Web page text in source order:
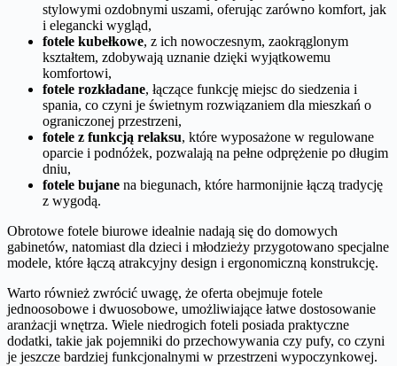
stylowymi ozdobnymi uszami, oferując zarówno komfort, jak
i elegancki wygląd,
fotele kubełkowe, z ich nowoczesnym, zaokrąglonym
kształtem, zdobywają uznanie dzięki wyjątkowemu
komfortowi,
fotele rozkładane, łączące funkcję miejsc do siedzenia i
spania, co czyni je świetnym rozwiązaniem dla mieszkań o
ograniczonej przestrzeni,
fotele z funkcją relaksu, które wyposażone w regulowane
oparcie i podnóżek, pozwalają na pełne odprężenie po długim
dniu,
fotele bujane na biegunach, które harmonijnie łączą tradycję
z wygodą.
Obrotowe fotele biurowe idealnie nadają się do domowych
gabinetów, natomiast dla dzieci i młodzieży przygotowano specjalne
modele, które łączą atrakcyjny design i ergonomiczną konstrukcję.
Warto również zwrócić uwagę, że oferta obejmuje fotele
jednoosobowe i dwuosobowe, umożliwiające łatwe dostosowanie
aranżacji wnętrza. Wiele niedrogich foteli posiada praktyczne
dodatki, takie jak pojemniki do przechowywania czy pufy, co czyni
je jeszcze bardziej funkcjonalnymi w przestrzeni wypoczynkowej.